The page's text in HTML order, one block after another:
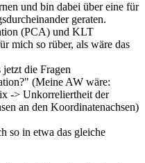
und bin dabei über eine für
geraten.
(PCA) und KLT
mich so rüber, als wäre das
die Fragen
(Meine AW wäre:
-> Unkorreliertheit der
an den Koordinatenachsen)
so in etwa das gleiche